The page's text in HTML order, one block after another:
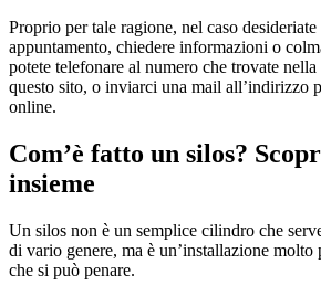
Proprio per tale ragione, nel caso desideriate
appuntamento, chiedere informazioni o
potete telefonare al numero che trovate
questo sito, o inviarci una mail all’indirizzo
online.
Com’è fatto un silos?
insieme
Un silos non è un semplice cilindro che
di vario genere, ma è un’installazione molto
che si può penare.